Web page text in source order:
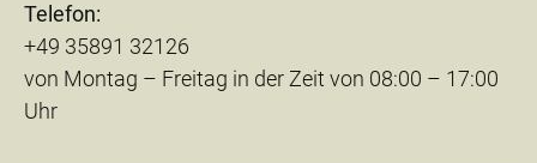
Telefon:
+49 35891 32126
von Montag – Freitag in der Zeit von 08:00 – 17:00
Uhr